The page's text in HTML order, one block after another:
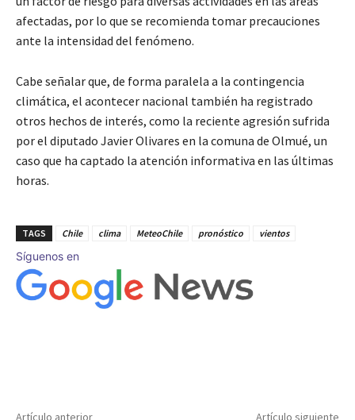
afectadas, por lo que se recomienda tomar precauciones
ante la intensidad del fenómeno.
Cabe señalar que, de forma paralela a la contingencia
climática, el acontecer nacional también ha registrado
otros hechos de interés, como la reciente agresión sufrida
por el diputado Javier Olivares en la comuna de Olmué, un
caso que ha captado la atención informativa en las últimas
horas.
TAGS Chile clima MeteoChile pronóstico vientos
Síguenos en
Artículo anterior Artículo siguiente